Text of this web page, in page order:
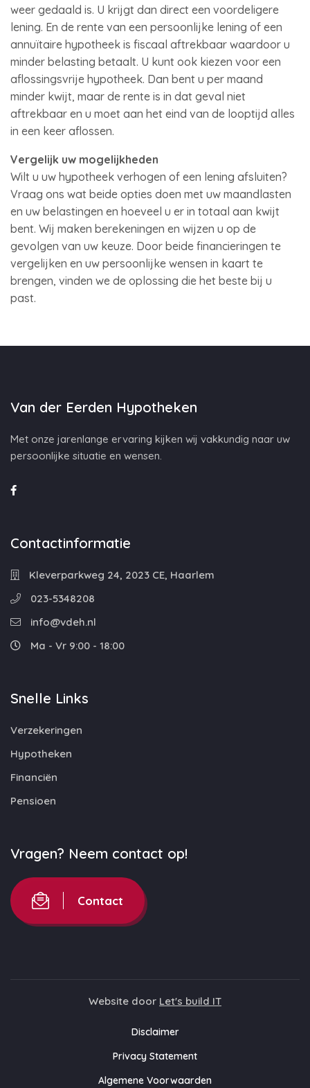
weer gedaald is. U krijgt dan direct een voordeligere
lening. En de rente van een persoonlijke lening of een
annuïtaire hypotheek is fiscaal aftrekbaar waardoor u
minder belasting betaalt. U kunt ook kiezen voor een
aflossingsvrije hypotheek. Dan bent u per maand
minder kwijt, maar de rente is in dat geval niet
aftrekbaar en u moet aan het eind van de looptijd alles
in een keer aflossen.
Vergelijk uw mogelijkheden
Wilt u uw hypotheek verhogen of een lening afsluiten?
Vraag ons wat beide opties doen met uw maandlasten
en uw belastingen en hoeveel u er in totaal aan kwijt
bent. Wij maken berekeningen en wijzen u op de
gevolgen van uw keuze. Door beide financieringen te
vergelijken en uw persoonlijke wensen in kaart te
brengen, vinden we de oplossing die het beste bij u
past.
Van der Eerden Hypotheken
Met onze jarenlange ervaring kijken wij vakkundig naar uw
persoonlijke situatie en wensen.
Contactinformatie
Kleverparkweg 24, 2023 CE, Haarlem
023-5348208
info@vdeh.nl
Ma - Vr 9:00 - 18:00
Snelle Links
Verzekeringen
Hypotheken
Financiën
Pensioen
Vragen? Neem contact op!
Contact
Website door Let's build IT
Disclaimer
Privacy Statement
Algemene Voorwaarden